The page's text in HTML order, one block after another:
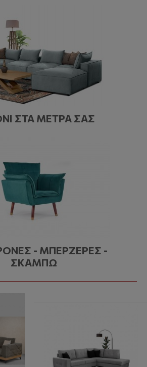
ΣΤΑ ΜΈΤΡΑ ΣΑΣ
- ΜΠΕΡΖΈΡΕΣ -
ΣΚΑΜΠΏ